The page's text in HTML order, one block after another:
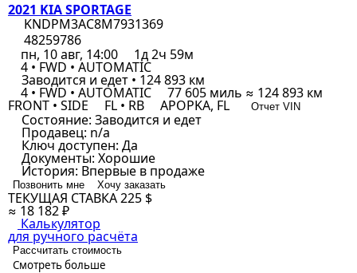
2021 KIA SPORTAGE
KNDPM3AC8M7931369
48259786
пн, 10 авг, 14:00
1д 2ч 59м
4 • FWD • AUTOMATIC
Заводится и едет • 124 893 км
4 • FWD • AUTOMATIC 77 605 миль ≈ 124 893 км
FRONT • SIDE FL • RB APOPKA, FL Отчет VIN
Состояние: Заводится и едет
Продавец: n/a
Ключ доступен: Да
Документы: Хорошие
История: Впервые в продаже
Позвонить мне Хочу заказать
ТЕКУЩАЯ СТАВКА225 $
≈ 18 182 ₽
Калькулятор
для ручного расчёта
Рассчитать стоимость
Смотреть больше